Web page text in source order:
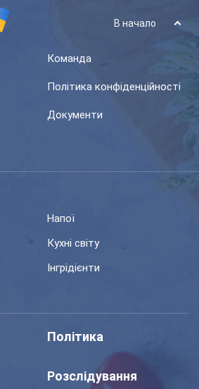
В начало
Команда
Політика конфіденційності
Документи
Напої
Кухні світу
Інгрідієнти
Політика
Розслідування